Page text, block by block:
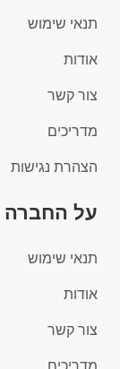
תנאי שימוש
אודות
צור קשר
מדריכים
הצהרת נגישות
על החברה
תנאי שימוש
אודות
צור קשר
מדריכים